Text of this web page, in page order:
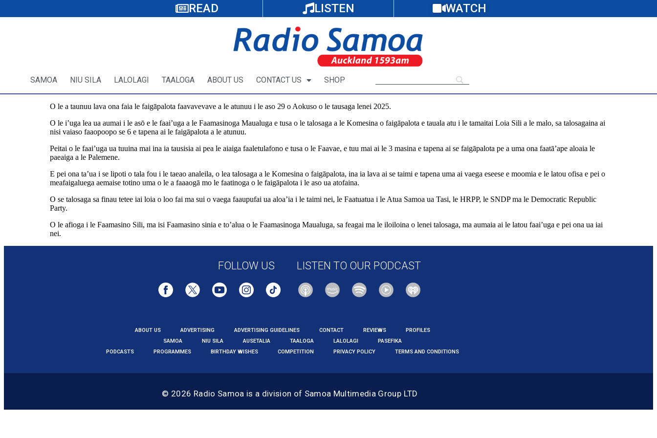
READ LISTEN WATCH
SAMOA NIU SILA LALOLAGI TAALOGA ABOUT US CONTACT US SHOP
O le a taunuu lava ona faia le faigāpalota faavavevave a le atunuu i le aso 29 o Aokuso o le tausaga lenei 2025.
O le i’uga lea ua aumai i le asō e le faai’uga a le Faamasinoga Maualuga e tusa o le talosaga a le Komesina o faigāpalota e tauala atu i le tamaitai Loia Sili a le malo, sa talosagaina ai
nisi vaiaso faaopoopo se 6 e tapena ai le faigāpalota a le atunuu.
Peitai o le faai’uga ua tuuina mai ina ia tausisia ai pea le aiaiga faaletulafono e tusa o le Faavae, e tuu mai ai le 3 masina e tapena ai se faigāpalota pe a uma ona faatā’ape aloaia le
paeaiga a le Palemene.
E pei ona ta’ua i se lipoti o tala fou i le taeao analeila, o lea talosaga a le Komesina o faigāpalota, ina ia lava ai se taimi e tapena uma ai vaega eseese e moomia e le latou ofisa e pei o
meafaigaluega aemaise totino uma o le a faaaogā mo le faatinoga o le faigāpalota i le aso ua atofaina.
O se talosaga sa finau tetee iai loia o loo fai ma sui o vaega faaupufai ua aloa’ia i le taimi nei, le Faatuatua i le Atua Samoa ua Tasi, le HRPP, le SNDP ma le Democratic Republic
Party.
O le afioga i le Faamasino Sili, ma isi Faamasino sinia e to’alua o le Faamasinoga Maualuga, sa feagai ma le iloiloina o lenei talosaga, ma aumaia ai le latou faai’uga e pei ona ua iai
nei.
FOLLOW US LISTEN TO OUR PODCAST
ABOUT US ADVERTISING ADVERTISING GUIDELINES CONTACT REVIEWS
PROFILES
SAMOA
NIU SILA AUSETALIA TAALOGA LALOLAGI
PASEFIKA
PODCASTS
PROGRAMMES BIRTHDAY WISHES COMPETITION PRIVACY POLICY TERMS AND CONDITIONS
© 2026 Radio Samoa is a division of Samoa Multimedia Group LTD